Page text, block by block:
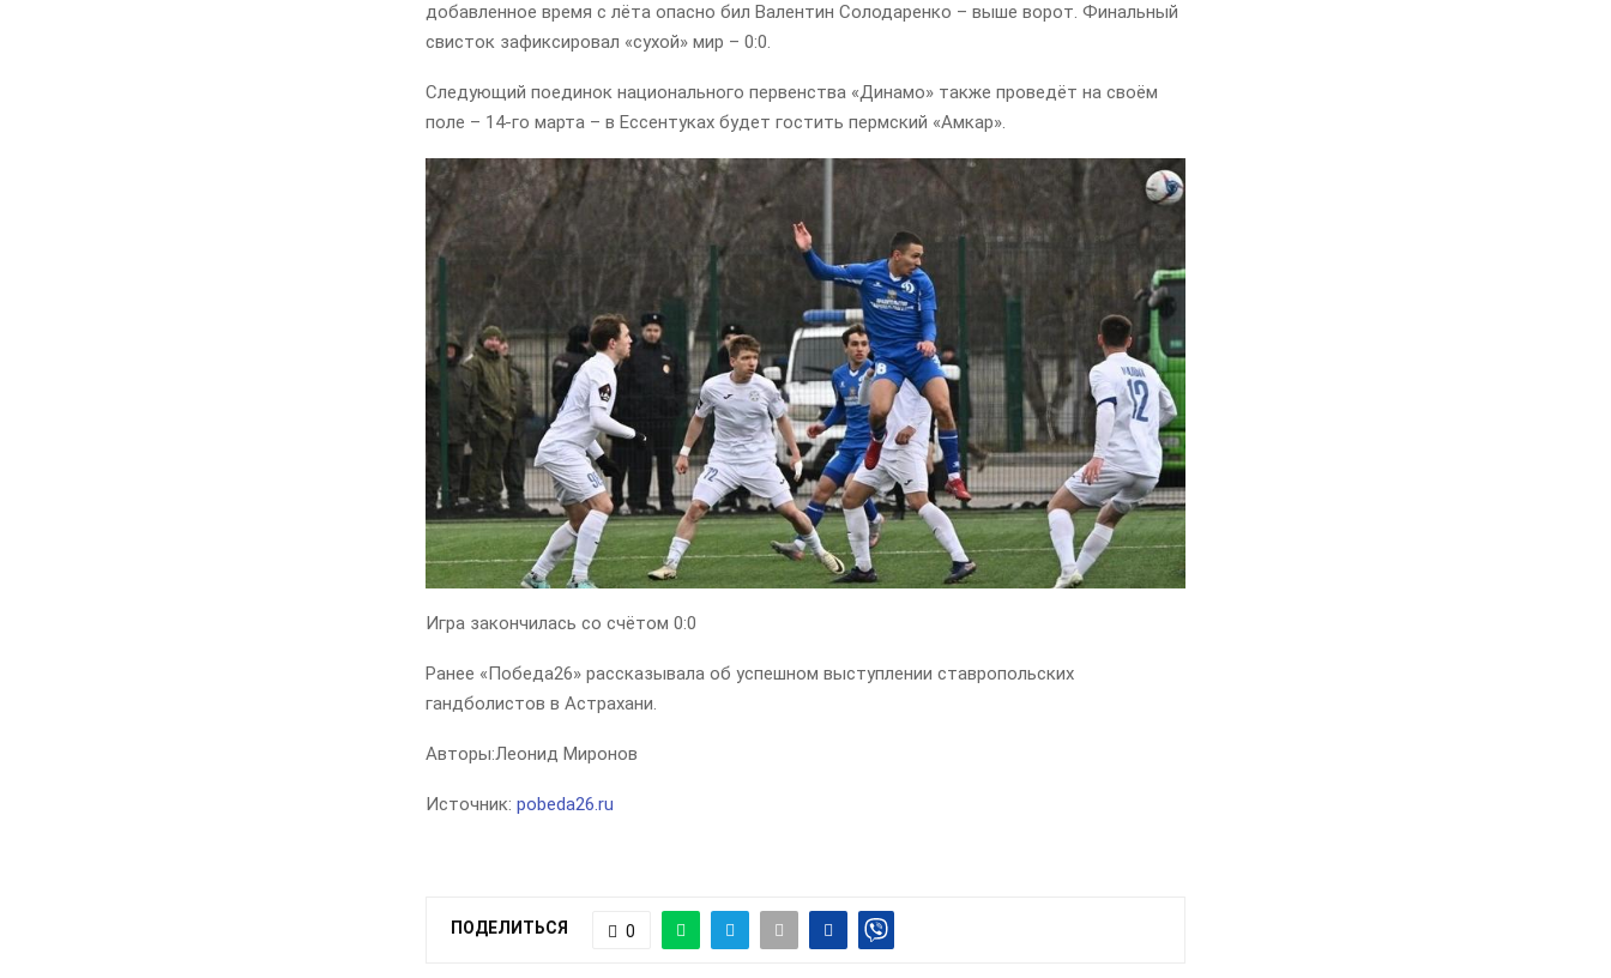
добавленное время с лёта опасно бил Валентин Солодаренко – выше ворот. Финальный
свисток зафиксировал «сухой» мир – 0:0.
Следующий поединок национального первенства «Динамо» также проведёт на своём
поле – 14-го марта – в Ессентуках будет гостить пермский «Амкар».
Игра закончилась со счётом 0:0
Ранее «Победа26» рассказывала об успешном выступлении ставропольских
гандболистов в Астрахани.
Авторы:Леонид Миронов
Источник: pobeda26.ru
ПОДЕЛИТЬСЯ 0